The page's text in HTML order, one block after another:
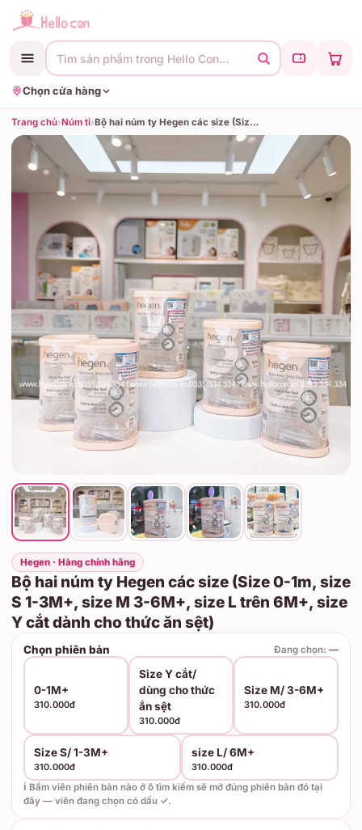
Tìm sản phẩm trong Hello Con…
Chọn cửa hàng
Trang chủ›Núm ti› Bộ hai núm ty Hegen các size (Size 0-1m, size S 1-3M+, size M 3-6M+, size L trên 6M+, size Y cắt dành cho thức ăn sệt)
Hegen · Hàng chính hãng
Bộ hai núm ty Hegen các size (Size 0-1m, size
S 1-3M+, size M 3-6M+, size L trên 6M+, size
Y cắt dành cho thức ăn sệt)
Chọn phiên bản Đang chọn: —
0-1M+
310.000đ
Size Y cắt/
dùng cho thức
ắn sệt
310.000đ
Size M/ 3-6M+
310.000đ
Size S/ 1-3M+
310.000đ
size L/ 6M+
310.000đ
ℹ️ Bấm viên phiên bản nào ở ô tìm kiếm sẽ mở đúng phiên bản đó tại
đây — viên đang chọn có dấu ✓.